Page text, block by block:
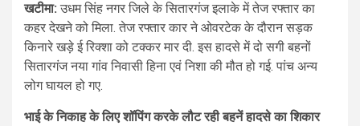
खटीमा: उधम सिंह नगर जिले के सितारगंज इलाके में तेज रफ्तार का
कहर देखने को मिला. तेज रफ्तार कार ने ओवरटेक के दौरान सड़क
किनारे खड़े ई रिक्शा को टक्कर मार दी. इस हादसे में दो सगी बहनों
सितारगंज नया गांव निवासी हिना एवं निशा की मौत हो गई. पांच अन्य
लोग घायल हो गए.
भाई के निकाह के लिए शॉपिंग करके लौट रही बहनें हादसे का शिकार